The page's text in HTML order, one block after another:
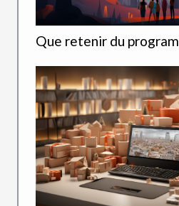
Que retenir du